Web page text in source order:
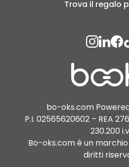
bo-oks.com
P.I. 02565620602 – REA
230.200
Bo-oks.com è un
diritti
Trova il regalo